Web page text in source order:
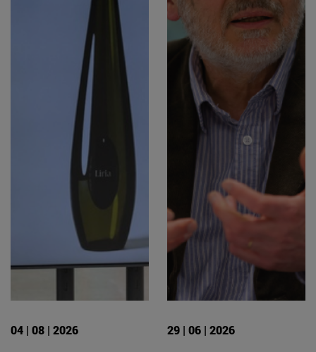
04 | 08 | 2026 29 | 06 | 2026